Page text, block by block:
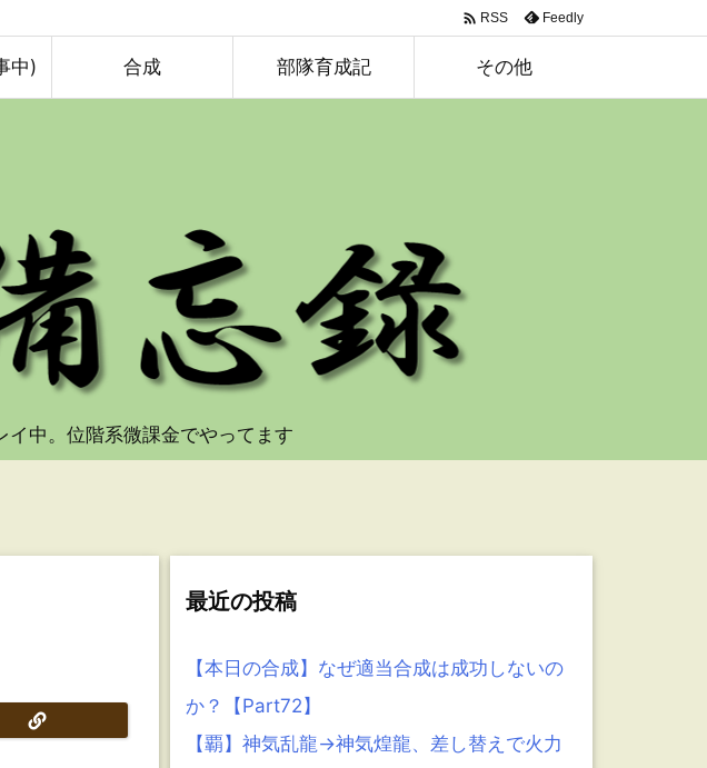
中) 合成 部隊育成記 その他
 RSS Feedly
中。位階系微課金でやってます
最近の投稿
【本日の合成】なぜ適当合成は成功しないの
か？【Part72】
【覇】神気乱龍→神気煌龍、差し替えで火力